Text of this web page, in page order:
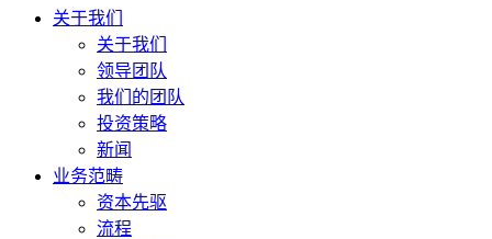
关于我们
关于我们
领导团队
我们的团队
投资策略
新闻
业务范畴
资本先驱
流程